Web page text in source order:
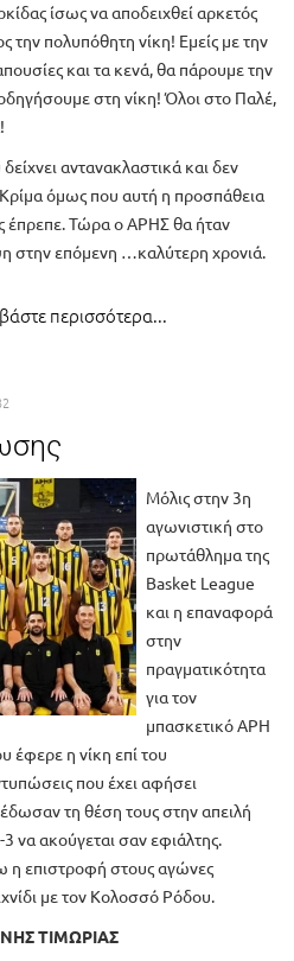
ίσως να αποδειχθεί αρκετός
την πολυπόθητη νίκη! Εμείς με την
και τα κενά, θα πάρουμε την
στη νίκη! Όλοι στο Παλέ,
αντανακλαστικά και δεν
όμως που αυτή η προσπάθεια
έπρεπε. Τώρα ο ΑΡΗΣ θα ήταν
στην επόμενη …καλύτερη χρονιά.
περισσότερα...
Μόλις στην 3η
αγωνιστική στο
πρωτάθλημα της
Basket League
και η επαναφορά
στην
πραγματικότητα
για τον
μπασκετικό ΑΡΗ
έφερε η νίκη επί του
που έχει αφήσει
τη θέση τους στην απειλή
να ακούγεται σαν εφιάλτης.
η επιστροφή στους αγώνες
με τον Κολοσσό Ρόδου.
ΤΙΜΩΡΙΑΣ